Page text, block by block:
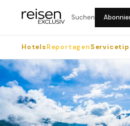
Suchen
HotelsReportagen